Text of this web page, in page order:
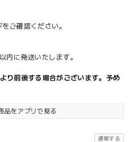
ご確認ください。
内に発送いたします。
り前後する場合がございます。予め
品をアプリで見る
通報する